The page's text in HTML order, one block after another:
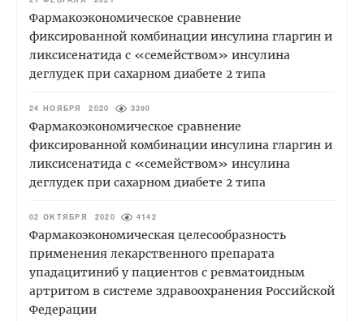
Фармакоэкономическое сравнение
фиксированной комбинации инсулина гларгин и
ликсисенатида с «семейством» инсулина
деглудек при сахарном диабете 2 типа
24 НОЯБРЯ 2020 3390
Фармакоэкономическое сравнение
фиксированной комбинации инсулина гларгин и
ликсисенатида с «семейством» инсулина
деглудек при сахарном диабете 2 типа
02 ОКТЯБРЯ 2020 4142
Фармакоэкономическая целесообразность
применения лекарственного препарата
упадацитиниб у пациентов с ревматоидным
артритом в системе здравоохранения Российской
Федерации